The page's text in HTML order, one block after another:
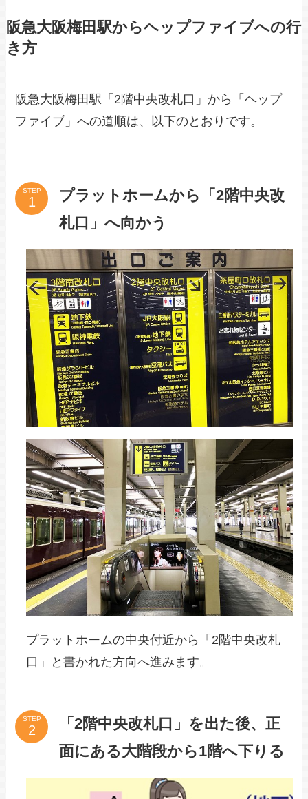
阪急大阪梅田駅からヘップファイブへの行
き方
阪急大阪梅田駅「2階中央改札口」から「ヘップ
ファイブ」への道順は、以下のとおりです。
STEP
プラットホームから「2階中央改
札口」へ向かう
プラットホームの中央付近から「2階中央改札
口」と書かれた方向へ進みます。
STEP
「2階中央改札口」を出た後、正
面にある大階段から1階へ下りる